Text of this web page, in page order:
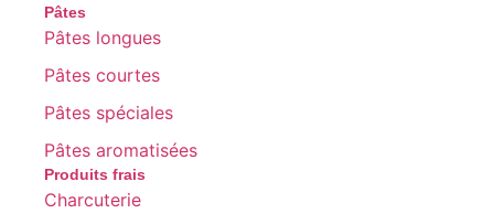
Pâtes
Pâtes longues
Pâtes courtes
Pâtes spéciales
Pâtes aromatisées
Produits frais
Charcuterie